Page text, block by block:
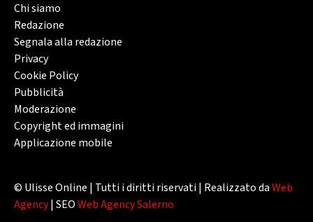
Chi siamo
Redazione
Segnala alla redazione
Privacy
Cookie Policy
Pubblicità
Moderazione
Copyright ed immagini
Applicazione mobile
© Ulisse Online | Tutti i diritti riservati | Realizzato daWeb
Agency| SEOWeb Agency Salerno